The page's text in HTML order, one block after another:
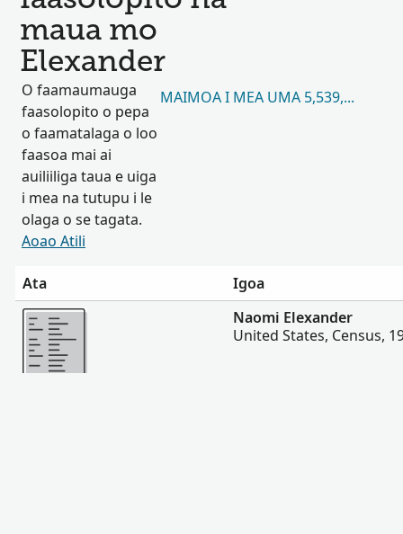
maua mo
Elexander
O faamaumauga
faasolopito o pepa
o faamatalaga o loo
faasoa mai ai
auiliiliga taua e uiga
i mea na tutupu i le
olaga o se tagata.
Aoao Atili
MAIMOA I MEA UMA 5,539,680
Ata
Igoa
Sili atu
Naomi Elexander
United States, Census,